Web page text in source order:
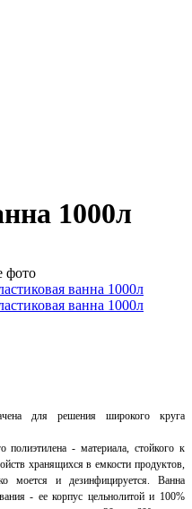
1000л
фото
для решения широкого круга
полиэтилена - материала, стойкого к
хранящихся в емкости продуктов,
моется и дезинфицируется. Ванна
- ее корпус цельнолитой и 100%